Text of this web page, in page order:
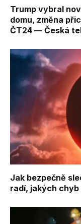
Trump vybral
domu, změna
ČT24 — Česká
Jak bezpečně
radí, jakých